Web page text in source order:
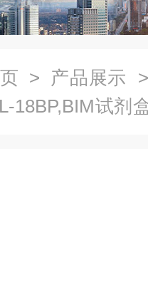
> 产品展示
18BP,BIM试剂